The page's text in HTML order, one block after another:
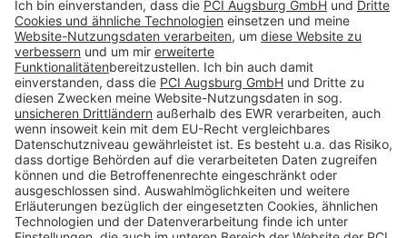
mittels Zwischengrundierung mit THOMSIT R 766
Multivorstrich sichergestellt.
Folge uns auf:
Produkte
Toolbox
Über THOMSIT